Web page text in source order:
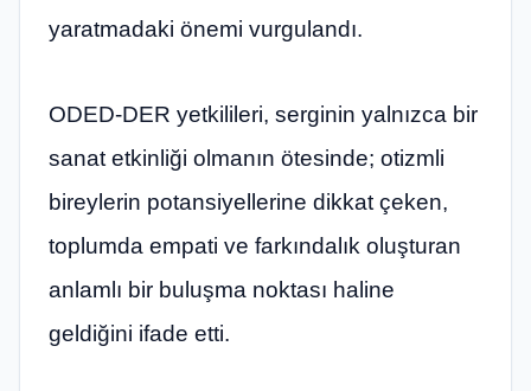
yaratmadaki önemi vurgulandı.
ODED-DER yetkilileri, serginin yalnızca bir
sanat etkinliği olmanın ötesinde; otizmli
bireylerin potansiyellerine dikkat çeken,
toplumda empati ve farkındalık oluşturan
anlamlı bir buluşma noktası haline
geldiğini ifade etti.